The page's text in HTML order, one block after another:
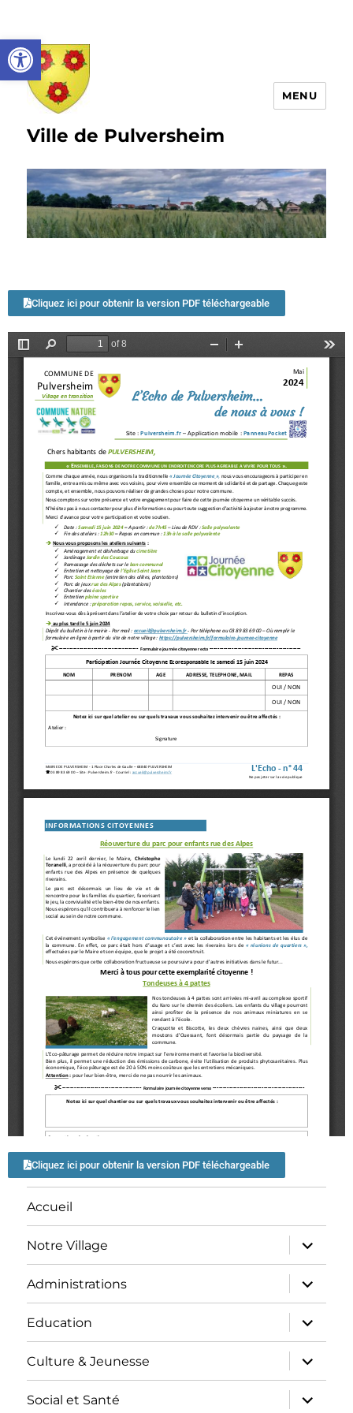
Ouvrir la barre d’outils
Ville de Pulversheim
MENU
Cliquez ici pour obtenir la version PDF téléchargeable
Cliquez ici pour obtenir la version PDF téléchargeable
Accueil
Notre Village
Administrations
Education
Culture & Jeunesse
Social et Santé